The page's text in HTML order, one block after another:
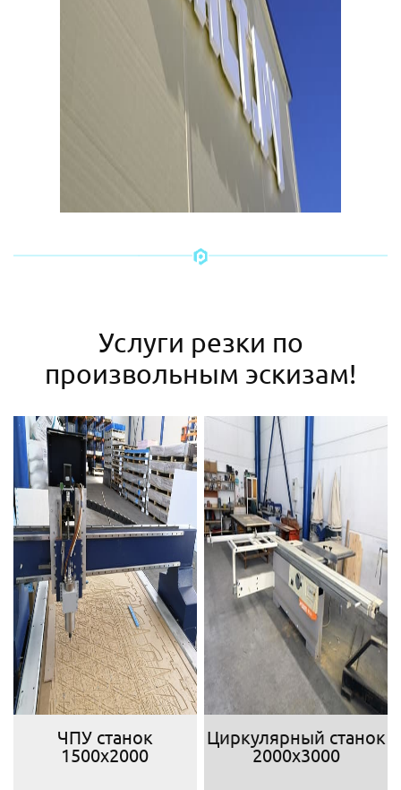
Услуги резки по
произвольным эскизам!
ЧПУ станок
1500х2000
Циркулярный станок
2000х3000